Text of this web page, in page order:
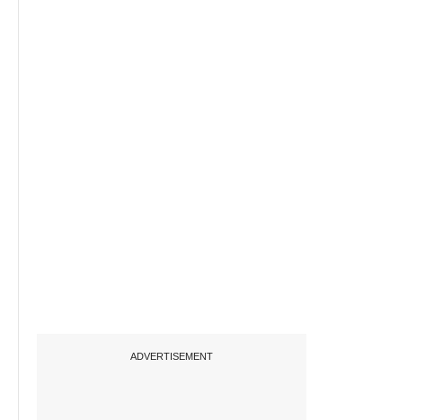
ADVERTISEMENT